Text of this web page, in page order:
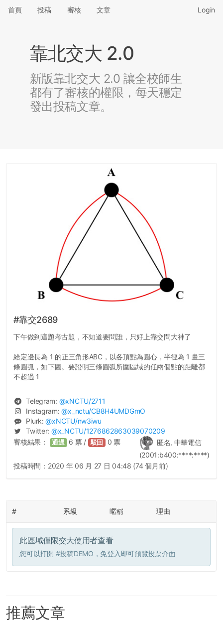
首頁 投稿 審核 文章 Login
靠北交大 2.0
新版靠北交大 2.0 讓全校師生
都有了審核的權限，每天穩定
發出投稿文章。
#靠交2689
下午做到這題考古題，不知道要問誰，只好上靠交問大神了
給定邊長為 1 的正三角形ABC，以各頂點為圓心，半徑為 1 畫三
條圓弧，如下圖。要證明三條圓弧所圍區域的任兩個點的距離都
不超過 1
Telegram: @xNCTU/2711
Instagram:@x_nctu/CB8H4UMDGmO
Plurk:@xNCTU/nw3iwu
Twitter: @x_NCTU/1276862863039070209
匿名, 中華電信
(2001:b400:****:****)
審核結果： 通過 6 票 / 駁回 0 票
投稿時間： 2020 年 06 月 27 日 04:48 (74 個月前)
# 系級 暱稱 理由
此區域僅限交大使用者查看
您可以打開 #投稿DEMO ，免登入即可預覽投票介面
推薦文章